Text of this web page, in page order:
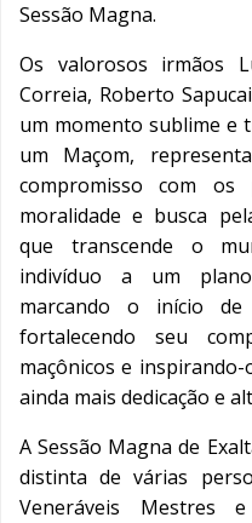
Sessão Magna.
Os valorosos irmãos
Correia, Roberto
um momento sublime e
um Maçom,
compromisso com os
moralidade e busca
que transcende o
indivíduo a um
marcando o início
fortalecendo seu
maçônicos e
ainda mais dedicação e
A Sessão Magna de
distinta de várias
Veneráveis Mestres